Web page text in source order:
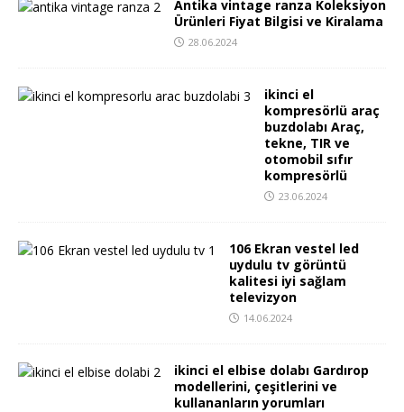
Antika vintage ranza Koleksiyon
Ürünleri Fiyat Bilgisi ve Kiralama
28.06.2024
ikinci el
kompresörlü araç
buzdolabı Araç,
tekne, TIR ve
otomobil sıfır
kompresörlü
23.06.2024
106 Ekran vestel led
uydulu tv görüntü
kalitesi iyi sağlam
televizyon
14.06.2024
ikinci el elbise dolabı Gardırop
modellerini, çeşitlerini ve
kullananların yorumları